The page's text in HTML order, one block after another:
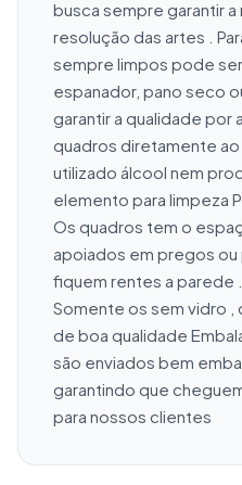
busca sempre garantir
resolução das artes .
sempre limpos pode
espanador, pano seco
garantir a qualidade por
quadros diretamente
utilizado álcool nem
elemento para limpeza
Os quadros tem o
apoiados em pregos ou
fiquem rentes a parede
Somente os sem vidro ,
de boa qualidade
são enviados bem
garantindo que
para nossos clientes